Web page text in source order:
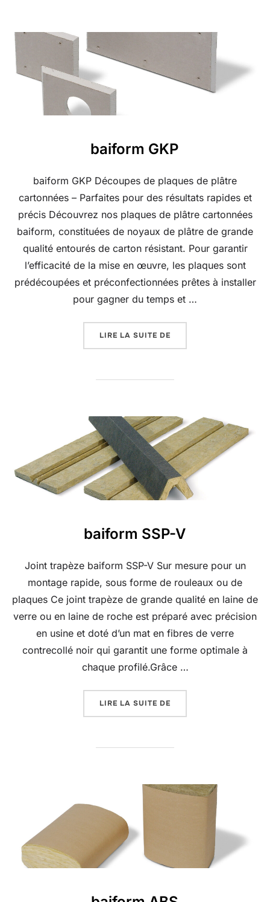
baiform GKP
baiform GKP Découpes de plaques de plâtre
cartonnées – Parfaites pour des résultats rapides et
précis Découvrez nos plaques de plâtre cartonnées
baiform, constituées de noyaux de plâtre de grande
qualité entourés de carton résistant. Pour garantir
l’efficacité de la mise en œuvre, les plaques sont
prédécoupées et préconfectionnées prêtes à installer
pour gagner du temps et …
LIRE LA SUITE DE
baiform SSP-V
Joint trapèze baiform SSP-V Sur mesure pour un
montage rapide, sous forme de rouleaux ou de
plaques Ce joint trapèze de grande qualité en laine de
verre ou en laine de roche est préparé avec précision
en usine et doté d’un mat en fibres de verre
contrecollé noir qui garantit une forme optimale à
chaque profilé.Grâce …
LIRE LA SUITE DE